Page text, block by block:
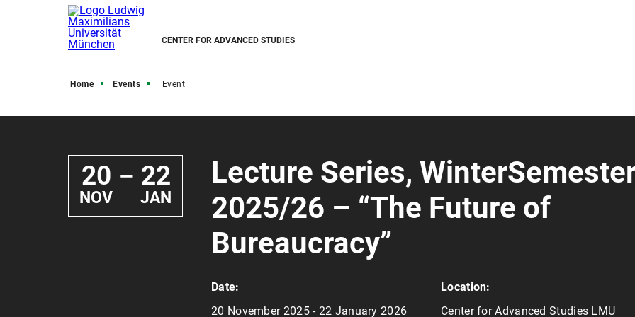
CENTER FOR ADVANCED STUDIES
Home Events Event
20
NOV
— 22
JAN
Lecture Series,
2025/26 – “The Future of
Bureaucracy”
Date:
20 November 2025 - 22 January 2026
Location:
Center for Advanced Studies LMU